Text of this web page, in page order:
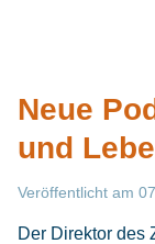
Neue
und
Veröffentlicht am
Der Direktor des